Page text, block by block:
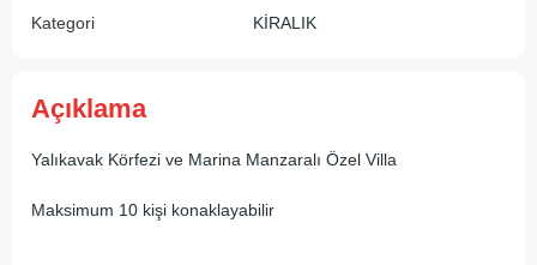
Kategori
KİRALIK
Açıklama
Yalıkavak Körfezi ve Marina Manzaralı Özel Villa
Maksimum 10 kişi konaklayabilir